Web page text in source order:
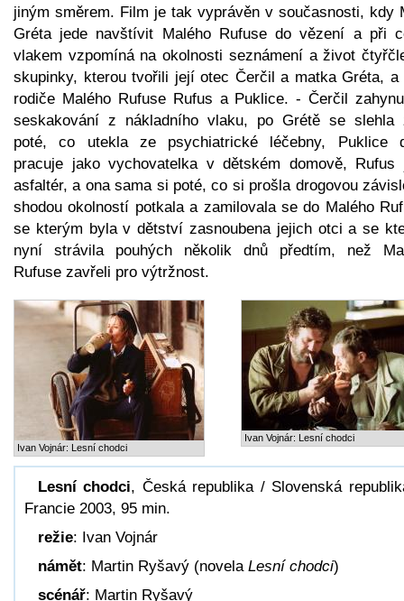
jiným směrem. Film je tak vyprávěn v současnosti, kdy
Gréta jede navštívit Malého Rufuse do vězení a při
vlakem vzpomíná na okolnosti seznámení a život
skupinky, kterou tvořili její otec Čerčil a matka Gréta, a
rodiče Malého Rufuse Rufus a Puklice. - Čerčil
seskakování z nákladního vlaku, po Grétě se slehla
poté, co utekla ze psychiatrické léčebny, Puklice
pracuje jako vychovatelka v dětském domově, Rufus
asfaltér, a ona sama si poté, co si prošla drogovou
shodou okolností potkala a zamilovala se do Malého
se kterým byla v dětství zasnoubena jejich otci a se
nyní strávila pouhých několik dnů předtím, než
Rufuse zavřeli pro výtržnost.
Ivan Vojnár: Lesní chodci
Ivan Vojnár: Lesní chodci
Lesní chodci, Česká republika / Slovenská
Francie 2003, 95 min.
režie: Ivan Vojnár
námět: Martin Ryšavý (novela Lesní chodci)
scénář: Martin Ryšavý